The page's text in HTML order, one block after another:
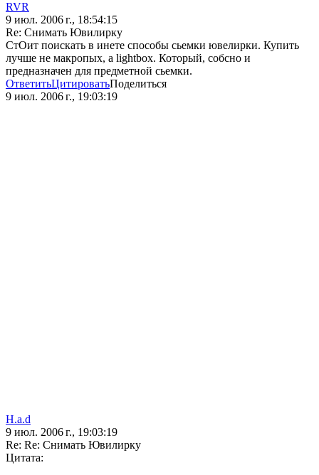
RVR
9 июл. 2006 г., 18:54:15
Re: Снимать Ювилирку
СтОит поискать в инете способы сьемки ювелирки. Купить
лучше не макропых, а lightbox. Который, собсно и
предназначен для предметной сьемки.
ОтветитьЦитироватьПоделиться
9 июл. 2006 г., 19:03:19
H.a.d
9 июл. 2006 г., 19:03:19
Re: Re: Снимать Ювилирку
Цитата: